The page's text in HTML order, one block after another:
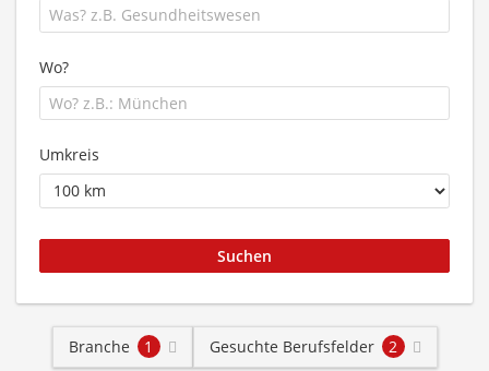
Wo?
Umkreis
Branche 1 Gesuchte Berufsfelder 2